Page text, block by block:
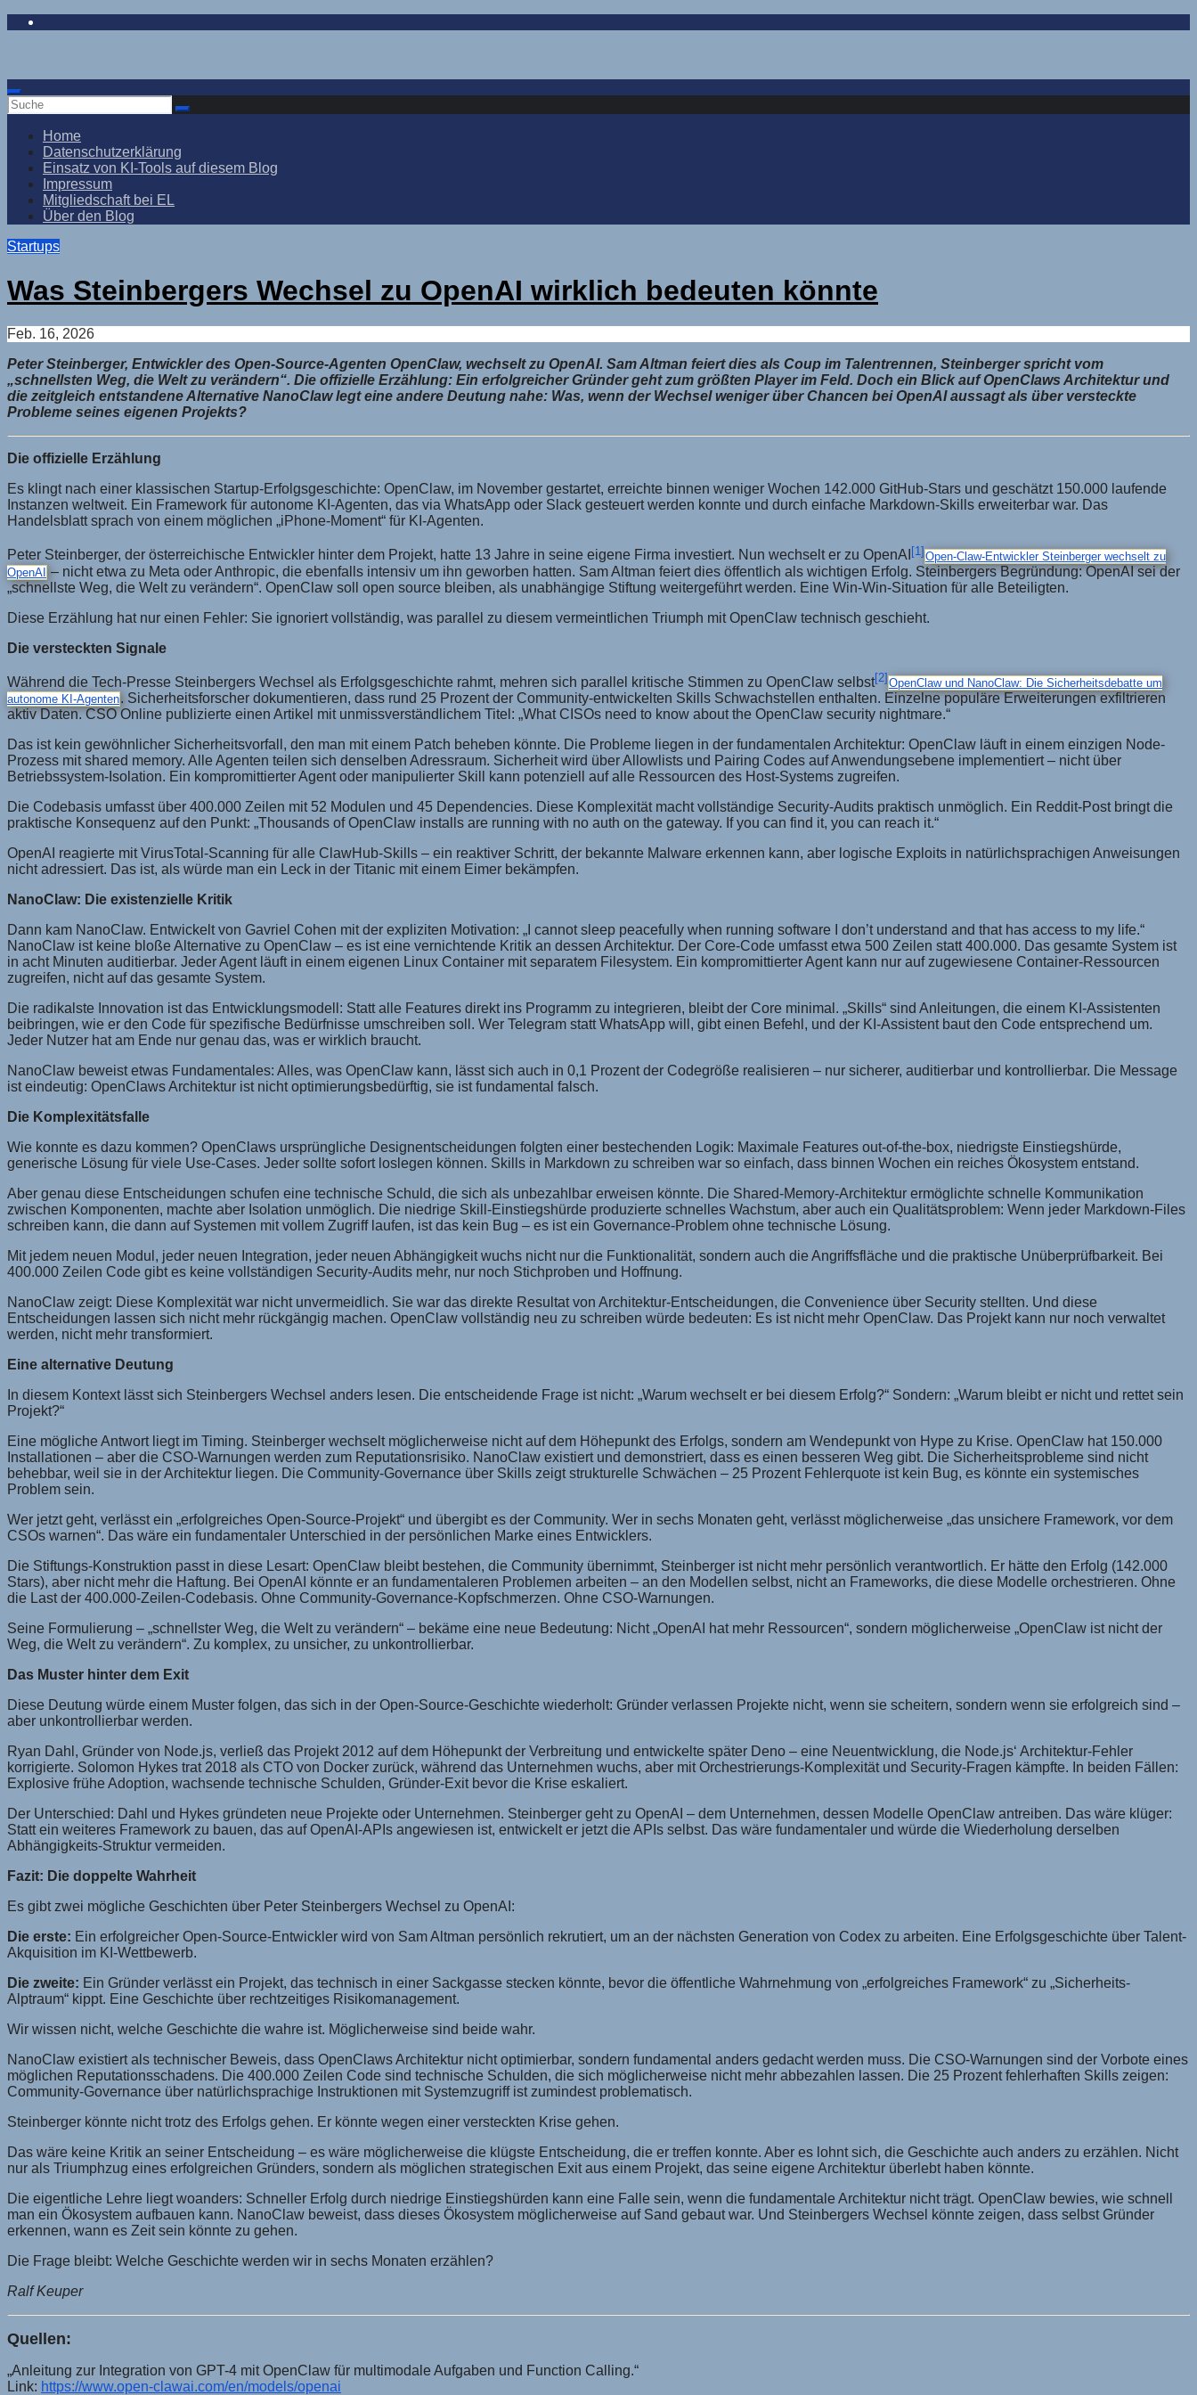
Zum
Home
Datenschutzerklärung
Einsatz von KI-Tools auf diesem Blog
Impressum
Mitgliedschaft bei EL
Über den Blog
Startups
Was Steinbergers Wechsel zu OpenAI wirklich bedeuten könnte
Feb. 16, 2026
Peter Steinberger, Entwickler des Open-Source-Agenten OpenClaw, wechselt zu OpenAI. Sam Altman feiert dies als Coup im Talentrennen, Steinberger spricht vom
„schnellsten Weg, die Welt zu verändern“. Die offizielle Erzählung: Ein erfolgreicher Gründer geht zum größten Player im Feld. Doch ein Blick auf OpenClaws Architektur und
die zeitgleich entstandene Alternative NanoClaw legt eine andere Deutung nahe: Was, wenn der Wechsel weniger über Chancen bei OpenAI aussagt als über versteckte
Probleme seines eigenen Projekts?
Die offizielle Erzählung
Es klingt nach einer klassischen Startup-Erfolgsgeschichte: OpenClaw, im November gestartet, erreichte binnen weniger Wochen 142.000 GitHub-Stars und geschätzt 150.000 laufende
Instanzen weltweit. Ein Framework für autonome KI-Agenten, das via WhatsApp oder Slack gesteuert werden konnte und durch einfache Markdown-Skills erweiterbar war. Das
Handelsblatt sprach von einem möglichen „iPhone-Moment“ für KI-Agenten.
Peter Steinberger, der österreichische Entwickler hinter dem Projekt, hatte 13 Jahre in seine eigene Firma investiert. Nun wechselt er zu OpenAI [1]Open-Claw-Entwickler Steinberger wechselt zu
OpenAI– nicht etwa zu Meta oder Anthropic, die ebenfalls intensiv um ihn geworben hatten. Sam Altman feiert dies öffentlich als wichtigen Erfolg. Steinbergers Begründung: OpenAI sei der
„schnellste Weg, die Welt zu verändern“. OpenClaw soll open source bleiben, als unabhängige Stiftung weitergeführt werden. Eine Win-Win-Situation für alle Beteiligten.
Diese Erzählung hat nur einen Fehler: Sie ignoriert vollständig, was parallel zu diesem vermeintlichen Triumph mit OpenClaw technisch geschieht.
Die versteckten Signale
Während die Tech-Presse Steinbergers Wechsel als Erfolgsgeschichte rahmt, mehren sich parallel kritische Stimmen zu OpenClaw selbst[2]OpenClaw und NanoClaw: Die Sicherheitsdebatte um
autonome KI-Agenten. Sicherheitsforscher dokumentieren, dass rund 25 Prozent der Community-entwickelten Skills Schwachstellen enthalten. Einzelne populäre Erweiterungen exfiltrieren
aktiv Daten. CSO Online publizierte einen Artikel mit unmissverständlichem Titel: „What CISOs need to know about the OpenClaw security nightmare.“
Das ist kein gewöhnlicher Sicherheitsvorfall, den man mit einem Patch beheben könnte. Die Probleme liegen in der fundamentalen Architektur: OpenClaw läuft in einem einzigen Node-
Prozess mit shared memory. Alle Agenten teilen sich denselben Adressraum. Sicherheit wird über Allowlists und Pairing Codes auf Anwendungsebene implementiert – nicht über
Betriebssystem-Isolation. Ein kompromittierter Agent oder manipulierter Skill kann potenziell auf alle Ressourcen des Host-Systems zugreifen.
Die Codebasis umfasst über 400.000 Zeilen mit 52 Modulen und 45 Dependencies. Diese Komplexität macht vollständige Security-Audits praktisch unmöglich. Ein Reddit-Post bringt die
praktische Konsequenz auf den Punkt: „Thousands of OpenClaw installs are running with no auth on the gateway. If you can find it, you can reach it.“
OpenAI reagierte mit VirusTotal-Scanning für alle ClawHub-Skills – ein reaktiver Schritt, der bekannte Malware erkennen kann, aber logische Exploits in natürlichsprachigen Anweisungen
nicht adressiert. Das ist, als würde man ein Leck in der Titanic mit einem Eimer bekämpfen.
NanoClaw: Die existenzielle Kritik
Dann kam NanoClaw. Entwickelt von Gavriel Cohen mit der expliziten Motivation: „I cannot sleep peacefully when running software I don’t understand and that has access to my life.“
NanoClaw ist keine bloße Alternative zu OpenClaw – es ist eine vernichtende Kritik an dessen Architektur. Der Core-Code umfasst etwa 500 Zeilen statt 400.000. Das gesamte System ist
in acht Minuten auditierbar. Jeder Agent läuft in einem eigenen Linux Container mit separatem Filesystem. Ein kompromittierter Agent kann nur auf zugewiesene Container-Ressourcen
zugreifen, nicht auf das gesamte System.
Die radikalste Innovation ist das Entwicklungsmodell: Statt alle Features direkt ins Programm zu integrieren, bleibt der Core minimal. „Skills“ sind Anleitungen, die einem KI-Assistenten
beibringen, wie er den Code für spezifische Bedürfnisse umschreiben soll. Wer Telegram statt WhatsApp will, gibt einen Befehl, und der KI-Assistent baut den Code entsprechend um.
Jeder Nutzer hat am Ende nur genau das, was er wirklich braucht.
NanoClaw beweist etwas Fundamentales: Alles, was OpenClaw kann, lässt sich auch in 0,1 Prozent der Codegröße realisieren – nur sicherer, auditierbar und kontrollierbar. Die Message
ist eindeutig: OpenClaws Architektur ist nicht optimierungsbedürftig, sie ist fundamental falsch.
Die Komplexitätsfalle
Wie konnte es dazu kommen? OpenClaws ursprüngliche Designentscheidungen folgten einer bestechenden Logik: Maximale Features out-of-the-box, niedrigste Einstiegshürde,
generische Lösung für viele Use-Cases. Jeder sollte sofort loslegen können. Skills in Markdown zu schreiben war so einfach, dass binnen Wochen ein reiches Ökosystem entstand.
Aber genau diese Entscheidungen schufen eine technische Schuld, die sich als unbezahlbar erweisen könnte. Die Shared-Memory-Architektur ermöglichte schnelle Kommunikation
zwischen Komponenten, machte aber Isolation unmöglich. Die niedrige Skill-Einstiegshürde produzierte schnelles Wachstum, aber auch ein Qualitätsproblem: Wenn jeder Markdown-Files
schreiben kann, die dann auf Systemen mit vollem Zugriff laufen, ist das kein Bug – es ist ein Governance-Problem ohne technische Lösung.
Mit jedem neuen Modul, jeder neuen Integration, jeder neuen Abhängigkeit wuchs nicht nur die Funktionalität, sondern auch die Angriffsfläche und die praktische Unüberprüfbarkeit. Bei
400.000 Zeilen Code gibt es keine vollständigen Security-Audits mehr, nur noch Stichproben und Hoffnung.
NanoClaw zeigt: Diese Komplexität war nicht unvermeidlich. Sie war das direkte Resultat von Architektur-Entscheidungen, die Convenience über Security stellten. Und diese
Entscheidungen lassen sich nicht mehr rückgängig machen. OpenClaw vollständig neu zu schreiben würde bedeuten: Es ist nicht mehr OpenClaw. Das Projekt kann nur noch verwaltet
werden, nicht mehr transformiert.
Eine alternative Deutung
In diesem Kontext lässt sich Steinbergers Wechsel anders lesen. Die entscheidende Frage ist nicht: „Warum wechselt er bei diesem Erfolg?“ Sondern: „Warum bleibt er nicht und rettet sein
Projekt?“
Eine mögliche Antwort liegt im Timing. Steinberger wechselt möglicherweise nicht auf dem Höhepunkt des Erfolgs, sondern am Wendepunkt von Hype zu Krise. OpenClaw hat 150.000
Installationen – aber die CSO-Warnungen werden zum Reputationsrisiko. NanoClaw existiert und demonstriert, dass es einen besseren Weg gibt. Die Sicherheitsprobleme sind nicht
behebbar, weil sie in der Architektur liegen. Die Community-Governance über Skills zeigt strukturelle Schwächen – 25 Prozent Fehlerquote ist kein Bug, es könnte ein systemisches
Problem sein.
Wer jetzt geht, verlässt ein „erfolgreiches Open-Source-Projekt“ und übergibt es der Community. Wer in sechs Monaten geht, verlässt möglicherweise „das unsichere Framework, vor dem
CSOs warnen“. Das wäre ein fundamentaler Unterschied in der persönlichen Marke eines Entwicklers.
Die Stiftungs-Konstruktion passt in diese Lesart: OpenClaw bleibt bestehen, die Community übernimmt, Steinberger ist nicht mehr persönlich verantwortlich. Er hätte den Erfolg (142.000
Stars), aber nicht mehr die Haftung. Bei OpenAI könnte er an fundamentaleren Problemen arbeiten – an den Modellen selbst, nicht an Frameworks, die diese Modelle orchestrieren. Ohne
die Last der 400.000-Zeilen-Codebasis. Ohne Community-Governance-Kopfschmerzen. Ohne CSO-Warnungen.
Seine Formulierung – „schnellster Weg, die Welt zu verändern“ – bekäme eine neue Bedeutung: Nicht „OpenAI hat mehr Ressourcen“, sondern möglicherweise „OpenClaw ist nicht der
Weg, die Welt zu verändern“. Zu komplex, zu unsicher, zu unkontrollierbar.
Das Muster hinter dem Exit
Diese Deutung würde einem Muster folgen, das sich in der Open-Source-Geschichte wiederholt: Gründer verlassen Projekte nicht, wenn sie scheitern, sondern wenn sie erfolgreich sind –
aber unkontrollierbar werden.
Ryan Dahl, Gründer von Node.js, verließ das Projekt 2012 auf dem Höhepunkt der Verbreitung und entwickelte später Deno – eine Neuentwicklung, die Node.js‘ Architektur-Fehler
korrigierte. Solomon Hykes trat 2018 als CTO von Docker zurück, während das Unternehmen wuchs, aber mit Orchestrierungs-Komplexität und Security-Fragen kämpfte. In beiden Fällen:
Explosive frühe Adoption, wachsende technische Schulden, Gründer-Exit bevor die Krise eskaliert.
Der Unterschied: Dahl und Hykes gründeten neue Projekte oder Unternehmen. Steinberger geht zu OpenAI – dem Unternehmen, dessen Modelle OpenClaw antreiben. Das wäre klüger:
Statt ein weiteres Framework zu bauen, das auf OpenAI-APIs angewiesen ist, entwickelt er jetzt die APIs selbst. Das wäre fundamentaler und würde die Wiederholung derselben
Abhängigkeits-Struktur vermeiden.
Fazit: Die doppelte Wahrheit
Es gibt zwei mögliche Geschichten über Peter Steinbergers Wechsel zu OpenAI:
Die erste: Ein erfolgreicher Open-Source-Entwickler wird von Sam Altman persönlich rekrutiert, um an der nächsten Generation von Codex zu arbeiten. Eine Erfolgsgeschichte über Talent-
Akquisition im KI-Wettbewerb.
Die zweite: Ein Gründer verlässt ein Projekt, das technisch in einer Sackgasse stecken könnte, bevor die öffentliche Wahrnehmung von „erfolgreiches Framework“ zu „Sicherheits-
Alptraum“ kippt. Eine Geschichte über rechtzeitiges Risikomanagement.
Wir wissen nicht, welche Geschichte die wahre ist. Möglicherweise sind beide wahr.
NanoClaw existiert als technischer Beweis, dass OpenClaws Architektur nicht optimierbar, sondern fundamental anders gedacht werden muss. Die CSO-Warnungen sind der Vorbote eines
möglichen Reputationsschadens. Die 400.000 Zeilen Code sind technische Schulden, die sich möglicherweise nicht mehr abbezahlen lassen. Die 25 Prozent fehlerhaften Skills zeigen:
Community-Governance über natürlichsprachige Instruktionen mit Systemzugriff ist zumindest problematisch.
Steinberger könnte nicht trotz des Erfolgs gehen. Er könnte wegen einer versteckten Krise gehen.
Das wäre keine Kritik an seiner Entscheidung – es wäre möglicherweise die klügste Entscheidung, die er treffen konnte. Aber es lohnt sich, die Geschichte auch anders zu erzählen. Nicht
nur als Triumphzug eines erfolgreichen Gründers, sondern als möglichen strategischen Exit aus einem Projekt, das seine eigene Architektur überlebt haben könnte.
Die eigentliche Lehre liegt woanders: Schneller Erfolg durch niedrige Einstiegshürden kann eine Falle sein, wenn die fundamentale Architektur nicht trägt. OpenClaw bewies, wie schnell
man ein Ökosystem aufbauen kann. NanoClaw beweist, dass dieses Ökosystem möglicherweise auf Sand gebaut war. Und Steinbergers Wechsel könnte zeigen, dass selbst Gründer
erkennen, wann es Zeit sein könnte zu gehen.
Die Frage bleibt: Welche Geschichte werden wir in sechs Monaten erzählen?
Ralf Keuper
Quellen:
„Anleitung zur Integration von GPT-4 mit OpenClaw für multimodale Aufgaben und Function Calling.“
Link: https://www.open-clawai.com/en/models/openai